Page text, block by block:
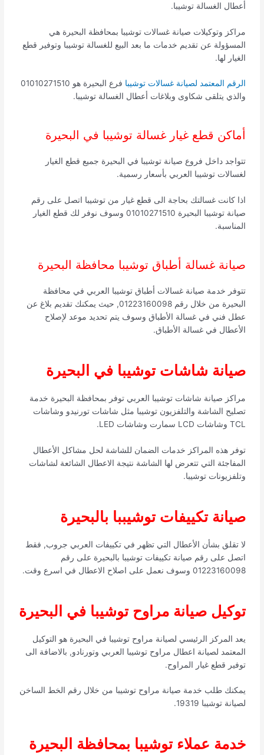
أعطال الغسالة توشيبا.
مراكز وتوكيلات صيانة غسالات توشيبا بمحافظة البحيرة هي
المسؤولة عن تقديم خدمات ما بعد البيع للغسالة توشيبا وتوفير قطع
الغيار لها.
الرقم المعتمد لصيانة غسالات توشيبا
فرع البحيرة هو 01010271510
والذي يتلقى شكاوى وبلاغات أعطال الغسالة توشيبا.
أماكن قطع غيار غسالة توشيبا في البحيرة
تتواجد داخل فروع صيانة توشيبا في البحيرة جميع قطع الغيار
لغسالات توشيبا العربي بأسعار رسمية.
اذا كانت غسالتك بحاجة الى قطع غيار من توشيبا اتصل على رقم
صيانة توشيبا البحيرة 01010271510 وسوف نوفر لك قطع الغيار
المناسبة.
صيانة غسالة أطباق توشيبا محافظة البحيرة
تتوفر خدمة صيانة غسالات أطباق توشيبا العربي في محافظة
البحيرة من خلال رقم 01223160098, حيث يمكنك تقديم بلاغ عن
عطل فني في غسالة الأطباق وسوف يتم تحديد موعد لإصلاح
الأعطال في غسالة الأطباق.
صيانة شاشات توشيبا في البحيرة
مراكز صيانة شاشات توشيبا العربي توفر بمحافظة البحيرة خدمة
تصليح الشاشة والتلفزيون توشيبا مثل شاشات تورنيدو وشاشات
TCL وشاشات LCD سمارت وشاشات LED.
توفر هذه المراكز خدمات الضمان للشاشة لحل مشاكل الأعطال
المفاجئة التي تتعرض لها الشاشة نتيجة الاعطال الشائعة لشاشات
وتلفزيونات توشيبا.
صيانة تكييفات توشيببا بالبحيرة
لا تقلق بشأن الأعطال التي تظهر في تكييفات العربي جروب, فقط
اتصل على رقم صيانة تكييفات توشيبا بالبحيرة على رقم
01223160098 وسوف نعمل على اصلاح الاعطال في اسرع وقت.
توكيل صيانة مراوح توشيبا في البحيرة
يعد المركز الرئيسي لصيانة مراوح توشيبا في البحيرة هو التوكيل
المعتمد لصيانة اعطال مراوح توشيبا العربي وتورنادو, بالاضافة الى
توفير قطع غيار المراوح.
يمكنك طلب خدمة صيانة مراوح توشيبا من خلال رقم الخط الساخن
لصيانة توشيبا 19319.
خدمة عملاء توشيبا بمحافظة البحيرة